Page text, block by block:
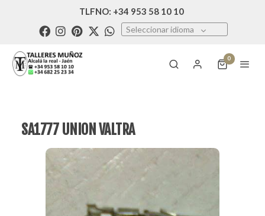
TLFNO: +34 953 58 10 10
Seleccionar idioma
0
SA1777 UNION VALTRA